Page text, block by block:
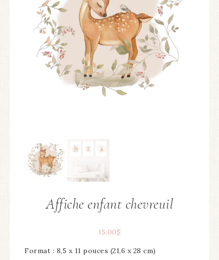
Affiche enfant chevreuil
15.00$
Format : 8,5 x 11 pouces (21,6 x 28 cm)